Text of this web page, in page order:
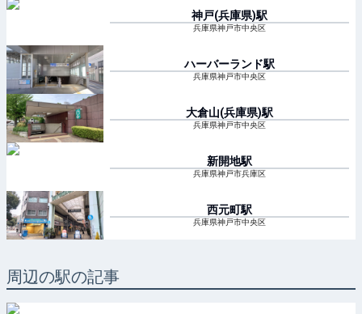
神戸(兵庫県)駅
兵庫県神戸市中央区
ハーバーランド駅
兵庫県神戸市中央区
大倉山(兵庫県)駅
兵庫県神戸市中央区
新開地駅
兵庫県神戸市兵庫区
西元町駅
兵庫県神戸市中央区
周辺の駅の記事